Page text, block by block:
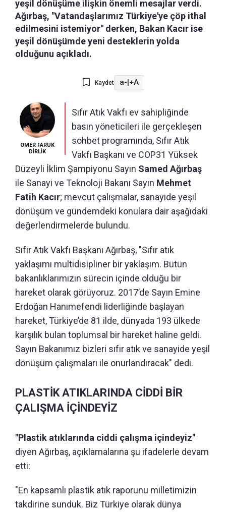
yeşil dönüşüme ilişkin önemli mesajlar verdi.
Ağırbaş, "Vatandaşlarımız Türkiye'ye çöp ithal
edilmesini istemiyor" derken, Bakan Kacır ise
yeşil dönüşümde yeni desteklerin yolda
olduğunu açıkladı.
Kaydet a- +A
ÖMER FARUK
DİRLİK
Sıfır Atık Vakfı ev sahipliğinde
basın yöneticileri ile gerçekleşen
sohbet programında, Sıfır Atık
Vakfı Başkanı ve COP31 Yüksek
Düzeyli İklim Şampiyonu Sayın Samed Ağırbaş
ile Sanayi ve Teknoloji Bakanı Sayın Mehmet
Fatih Kacır; mevcut çalışmalar, sanayide yeşil
dönüşüm ve gündemdeki konulara dair aşağıdaki
değerlendirmelerde bulundu.
Sıfır Atık Vakfı Başkanı Ağırbaş, "Sıfır atık
yaklaşımı multidisipliner bir yaklaşım. Bütün
bakanlıklarımızın sürecin içinde olduğu bir
hareket olarak görüyoruz. 2017’de Sayın Emine
Erdoğan Hanımefendi liderliğinde başlayan
hareket, Türkiye’de 81 ilde, dünyada 193 ülkede
karşılık bulan toplumsal bir hareket haline geldi.
Sayın Bakanımız bizleri sıfır atık ve sanayide yeşil
dönüşüm çalışmaları ile onurlandıracak" dedi.
PLASTİK ATIKLARINDA CİDDİ BİR
ÇALIŞMA İÇİNDEYİZ
"Plastik atıklarında ciddi çalışma içindeyiz"
diyen Ağırbaş, açıklamalarına şu ifadelerle devam
etti:
"En kapsamlı plastik atık raporunu milletimizin
takdirine sunduk. Biz Türkiye olarak dünya